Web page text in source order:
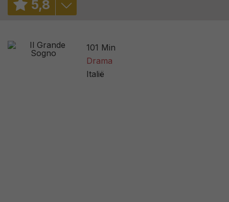
5,8
5,8/ 943
2,7
101 Min
Drama
Italië